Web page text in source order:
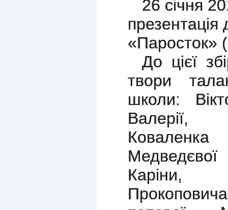
26 січня
«Паросток»
До цієї
твори
школи:
Валерії,
Каріни,